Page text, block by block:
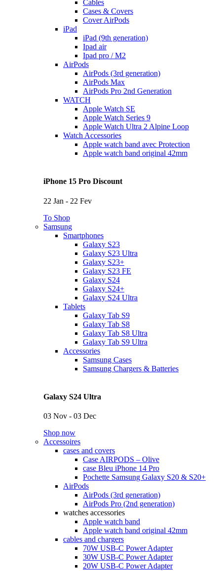
Cables
Cases & Covers
Cover AirPods
iPad
iPad (9th generation)
Ipad air
Ipad pro / M2
AirPods
AirPods (3rd generation)
AirPods Max
AirPods Pro 2nd Generation
WATCH
Apple Watch SE
Apple Watch Series 9
Apple Watch Ultra 2 Alpine Loop
Watch Accessories
Apple watch band avec Protection
Apple watch band original 42mm
iPhone 15 Pro Discount
22 Jan - 22 Fev
To Shop
Samsung
Smartphones
Galaxy S23
Galaxy S23 Ultra
Galaxy S23+
Galaxy S23 FE
Galaxy S24
Galaxy S24+
Galaxy S24 Ultra
Tablets
Galaxy Tab S9
Galaxy Tab S8
Galaxy Tab S8 Ultra
Galaxy Tab S9 Ultra
Accessories
Samsung Cases
Samsung Chargers & Batteries
Galaxy S24 Ultra
03 Nov - 03 Dec
Shop now
Accessoires
cases and covers
Case AIRPODS – Olive
case Bleu iPhone 14 Pro
Pochette Samsung Galaxy S20 & S20+
AirPods
AirPods (3rd generation)
AirPods Pro (2nd generation)
watches accessories
Apple watch band
Apple watch band original 42mm
cables and chargers
70W USB-C Power Adapter
30W USB-C Power Adapter
20W USB-C Power Adapter